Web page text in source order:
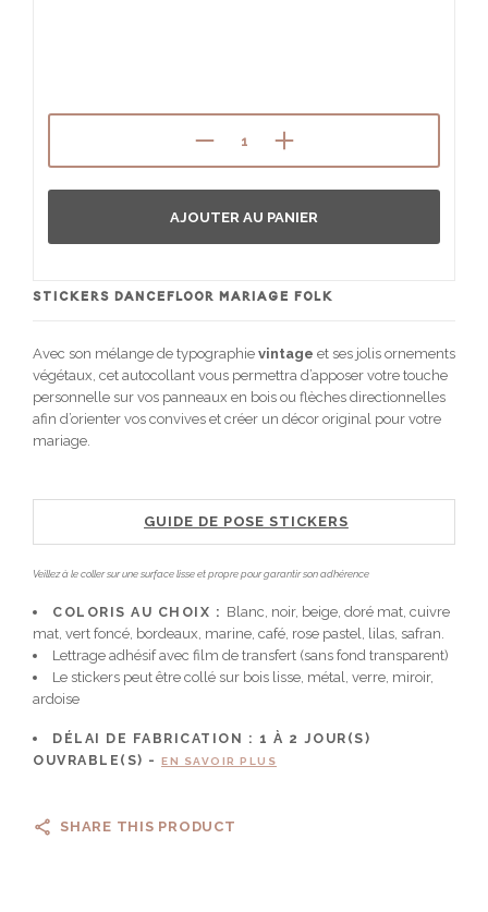
STICKERS DANCEFLOOR MARIAGE FOLK
Avec son mélange de typographie vintage et ses jolis ornements
végétaux, cet autocollant vous permettra d’apposer votre touche
personnelle sur vos panneaux en bois ou flèches directionnelles
afin d’orienter vos convives et créer un décor original pour votre
mariage.
GUIDE DE POSE STICKERS
Veillez à le coller sur une surface lisse et propre pour garantir son adhérence
COLORIS AU CHOIX : Blanc, noir, beige, doré mat, cuivre
mat, vert foncé, bordeaux, marine, café, rose pastel, lilas, safran.
Lettrage adhésif avec film de transfert (sans fond transparent)
Le stickers peut être collé sur bois lisse, métal, verre, miroir,
ardoise
DÉLAI DE FABRICATION : 1 À 2 JOUR(S)
OUVRABLE(S) -
EN SAVOIR PLUS
AJOUTER AU PANIER
SHARE THIS PRODUCT